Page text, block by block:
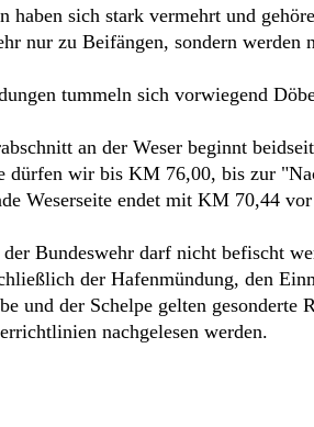
haben sich stark vermehrt und
nur zu Beifängen, sondern werden
tummeln sich vorwiegend
an der Weser beginnt
dürfen wir bis KM 76,00, bis zur
Weserseite endet mit KM 70,44
Bundeswehr darf nicht befischt
der Hafenmündung, den
und der Schelpe gelten gesonderte
nachgelesen werden.